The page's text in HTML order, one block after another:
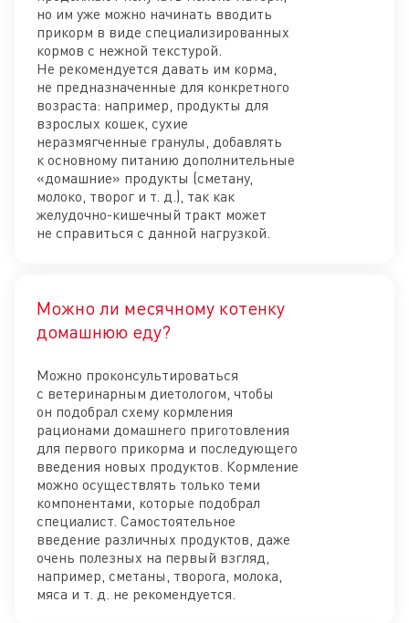
но им уже можно начинать вводить
прикорм в виде специализированных
кормов с нежной текстурой.
Не рекомендуется давать им корма,
не предназначенные для конкретного
возраста: например, продукты для
взрослых кошек, сухие
неразмягченные гранулы, добавлять
к основному питанию дополнительные
«домашние» продукты (сметану,
молоко, творог и т. д.), так как
желудочно-кишечный тракт может
не справиться с данной нагрузкой.
Можно ли месячному котенку
домашнюю еду?
Можно проконсультироваться
с ветеринарным диетологом, чтобы
он подобрал схему кормления
рационами домашнего приготовления
для первого прикорма и последующего
введения новых продуктов. Кормление
можно осуществлять только теми
компонентами, которые подобрал
специалист. Самостоятельное
введение различных продуктов, даже
очень полезных на первый взгляд,
например, сметаны, творога, молока,
мяса и т. д. не рекомендуется.